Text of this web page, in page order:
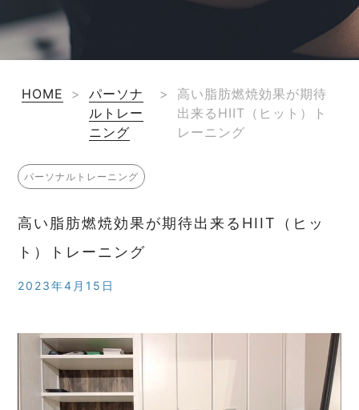
HOME >
パーソナ
ルトレー
ニング
>
高い脂肪燃焼効果が期待
出来るHIIT（ヒット）ト
レーニング
パーソナルトレーニング
高い脂肪燃焼効果が期待出来るHIIT（ヒッ
ト）トレーニング
2023年4月15日